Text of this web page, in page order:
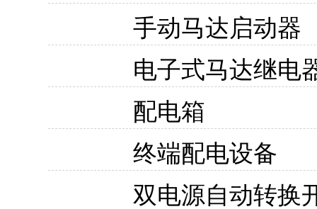
手动马达启动器
电子式马达继电
配电箱
终端配电设备
双电源自动转换